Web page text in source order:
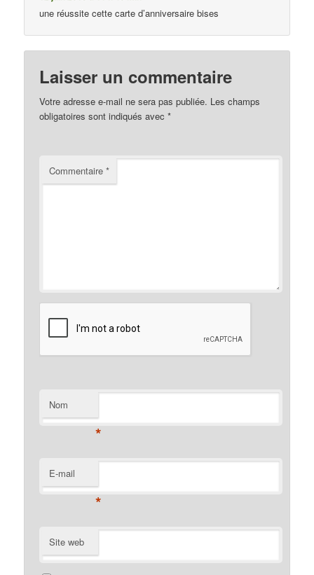
une réussite cette carte d’anniversaire bises
Laisser un commentaire
Votre adresse e-mail ne sera pas publiée. Les champs
obligatoires sont indiqués avec*
Commentaire*
Nom
*
E-mail
*
Site web